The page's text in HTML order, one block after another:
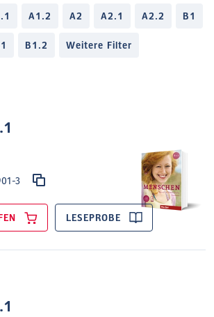
A1.2 A2 A2.1 A2.2 B1
B1.2 Weitere Filter
3
LESEPROBE